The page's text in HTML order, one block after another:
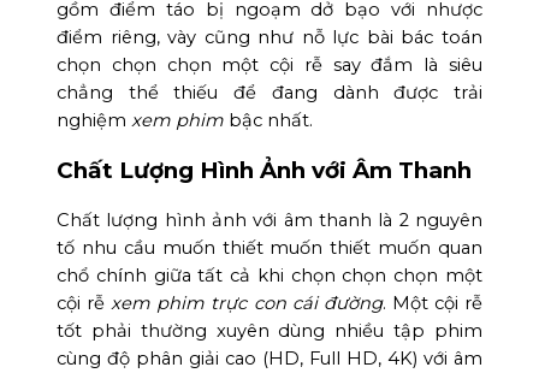
gồm điểm táo bị ngoạm dở bạo với nhược
điểm riêng, vày cũng như nỗ lực bài bác toán
chọn chọn chọn một cội rễ say đắm là siêu
chẳng thể thiếu để đang dành được trải
nghiệm xem phim bậc nhất.
Chất Lượng Hình Ảnh với Âm Thanh
Chất lượng hình ảnh với âm thanh là 2 nguyên
tố nhu cầu muốn thiết muốn thiết muốn quan
chổ chính giữa tất cả khi chọn chọn chọn một
cội rễxem phim trực con cái đường. Một cội rễ
tốt phải thường xuyên dùng nhiều tập phim
cùng độ phân giải cao (HD, Full HD, 4K) với âm